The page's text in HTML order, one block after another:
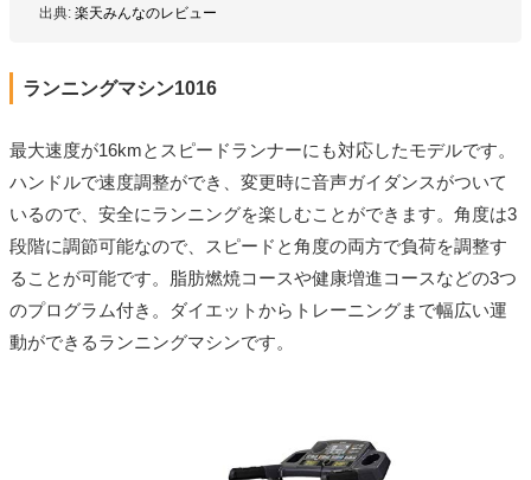
出典: 楽天みんなのレビュー
ランニングマシン1016
最大速度が16kmとスピードランナーにも対応したモデルです。
ハンドルで速度調整ができ、変更時に音声ガイダンスがついて
いるので、安全にランニングを楽しむことができます。角度は3
段階に調節可能なので、スピードと角度の両方で負荷を調整す
ることが可能です。脂肪燃焼コースや健康増進コースなどの3つ
のプログラム付き。ダイエットからトレーニングまで幅広い運
動ができるランニングマシンです。